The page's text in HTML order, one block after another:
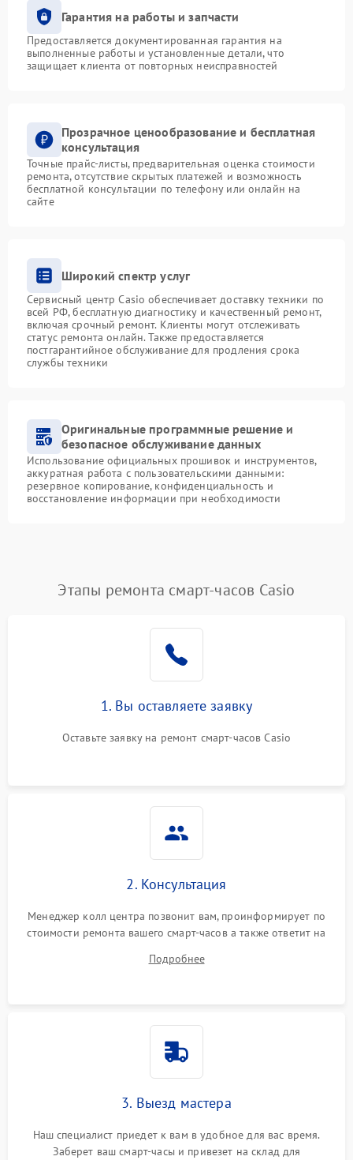
Гарантия на работы и запчасти
Предоставляется документированная гарантия на
выполненные работы и установленные детали, что
защищает клиента от повторных неисправностей
Прозрачное ценообразование и бесплатная
консультация
Точные прайс-листы, предварительная оценка стоимости
ремонта, отсутствие скрытых платежей и возможность
бесплатной консультации по телефону или онлайн на
сайте
Широкий спектр услуг
Сервисный центр Casio обеспечивает доставку техники по
всей РФ, бесплатную диагностику и качественный ремонт,
включая срочный ремонт. Клиенты могут отслеживать
статус ремонта онлайн. Также предоставляется
постгарантийное обслуживание для продления срока
службы техники
Оригинальные программные решение и
безопасное обслуживание данных
Использование официальных прошивок и инструментов,
аккуратная работа с пользовательскими данными:
резервное копирование, конфиденциальность и
восстановление информации при необходимости
Этапы ремонта смарт-часов Casio
1. Вы оставляете заявку
Оставьте заявку на ремонт смарт-часов Casio
2. Консультация
Менеджер колл центра позвонит вам, проинформирует по
стоимости ремонта вашего смарт-часов а также ответит на
Подробнее
3. Выезд мастера
Наш специалист приедет к вам в удобное для вас время.
Заберет ваш смарт-часы и привезет на склад для